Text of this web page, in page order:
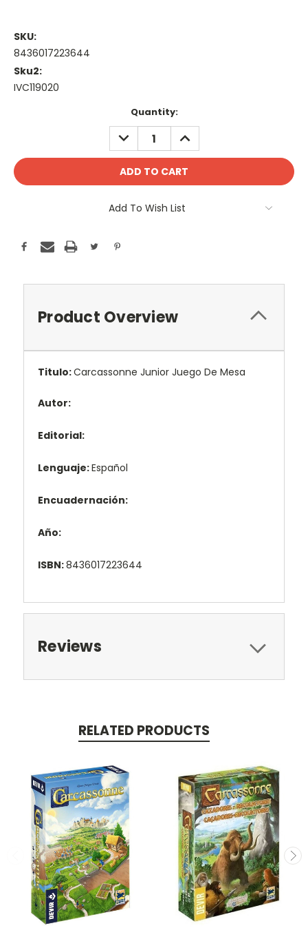
SKU:
8436017223644
Sku2:
IVC119020
Quantity:
DECREASE
QUANTITY:
INCREASE
QUANTITY:
Add To Wish List
Product Overview
Titulo:Carcassonne Junior Juego De Mesa
Autor:
Editorial:
Lenguaje:Español
Encuadernación:
Año:
ISBN:8436017223644
Reviews
RELATED PRODUCTS